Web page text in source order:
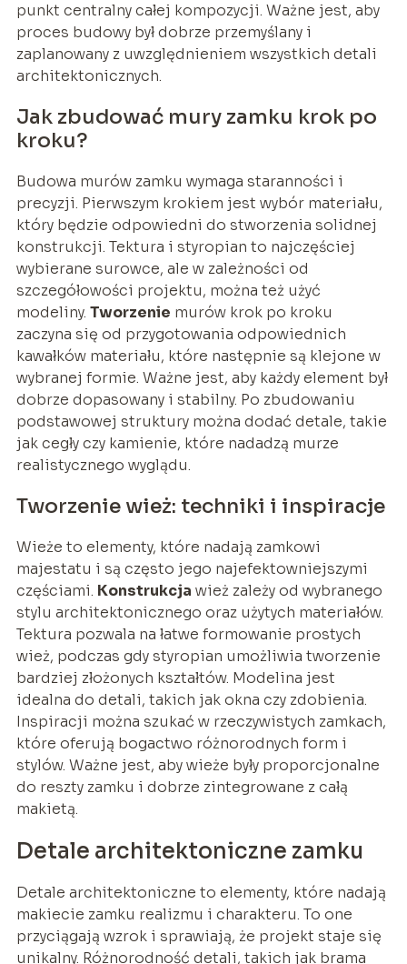
punkt centralny całej kompozycji. Ważne jest, aby
proces budowy był dobrze przemyślany i
zaplanowany z uwzględnieniem wszystkich detali
architektonicznych.
Jak zbudować mury zamku krok po
kroku?
Budowa murów zamku wymaga staranności i
precyzji. Pierwszym krokiem jest wybór materiału,
który będzie odpowiedni do stworzenia solidnej
konstrukcji. Tektura i styropian to najczęściej
wybierane surowce, ale w zależności od
szczegółowości projektu, można też użyć
modeliny. Tworzenie murów krok po kroku
zaczyna się od przygotowania odpowiednich
kawałków materiału, które następnie są klejone w
wybranej formie. Ważne jest, aby każdy element był
dobrze dopasowany i stabilny. Po zbudowaniu
podstawowej struktury można dodać detale, takie
jak cegły czy kamienie, które nadadzą murze
realistycznego wyglądu.
Tworzenie wież: techniki i inspiracje
Wieże to elementy, które nadają zamkowi
majestatu i są często jego najefektowniejszymi
częściami. Konstrukcja wież zależy od wybranego
stylu architektonicznego oraz użytych materiałów.
Tektura pozwala na łatwe formowanie prostych
wież, podczas gdy styropian umożliwia tworzenie
bardziej złożonych kształtów. Modelina jest
idealna do detali, takich jak okna czy zdobienia.
Inspiracji można szukać w rzeczywistych zamkach,
które oferują bogactwo różnorodnych form i
stylów. Ważne jest, aby wieże były proporcjonalne
do reszty zamku i dobrze zintegrowane z całą
makietą.
Detale architektoniczne zamku
Detale architektoniczne to elementy, które nadają
makiecie zamku realizmu i charakteru. To one
przyciągają wzrok i sprawiają, że projekt staje się
unikalny. Różnorodność detali, takich jak brama